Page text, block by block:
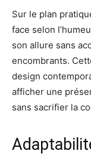
Sur le plan
face selon
son allure sans
encombrants.
design
afficher une
sans sacrifier la